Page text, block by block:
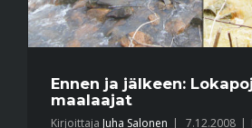
Ennen ja jälkeen:
maalaajat
Kirjoittaja Juha Salonen | 7.12.2008 |